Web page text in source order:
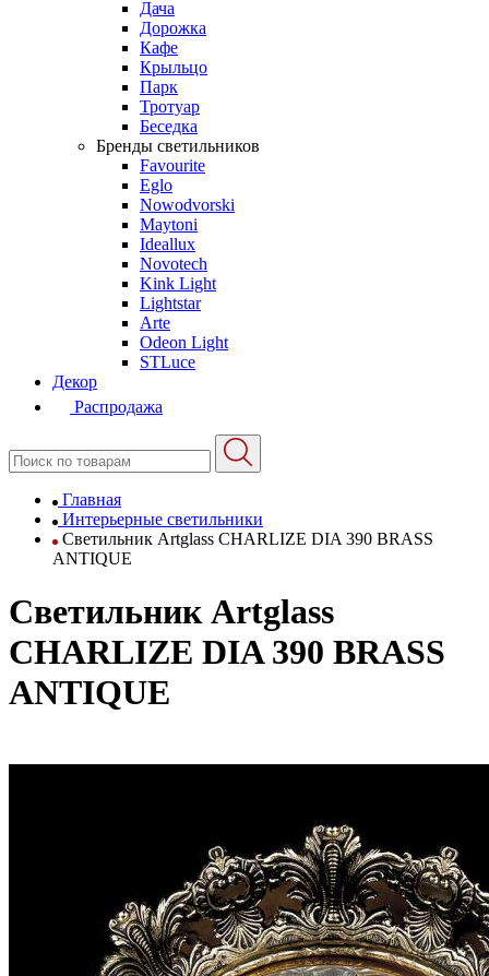
Дача
Дорожка
Кафе
Крыльцо
Парк
Тротуар
Беседка
Бренды светильников
Favourite
Eglo
Nowodvorski
Maytoni
Ideallux
Novotech
Kink Light
Lightstar
Arte
Odeon Light
STLuce
Декор
Распродажа
Главная
Интерьерные светильники
Светильник Artglass CHARLIZE DIA 390 BRASS
ANTIQUE
Светильник Artglass
CHARLIZE DIA 390 BRASS
ANTIQUE